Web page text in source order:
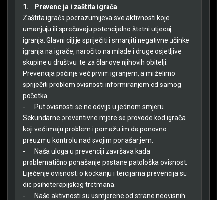
1.
Prevencija i zaštita igrača
Zaštita igrača podrazumijeva sve aktivnosti koje
umanjuju ili sprečavaju potencijalno štetni utjecaj
igranja. Glavni cilj je spriječiti i smanjiti negativne učinke
igranja na igrače, naročito na mlade i druge osjetljive
skupine u društvu, te za članove njihovih obitelji.
Prevencija počinje već prvim igranjem, a mi želimo
spriječiti problem ovisnosti informiranjem od samog
početka.
-
Put ovisnosti se ne odvija u jednom smjeru.
Sekundarne preventivne mjere se provode kod igrača
koji već imaju problem i pomažu im da ponovno
preuzmu kontrolu nad svojim ponašanjem.
-
Naša uloga u prevenciji završava kada
problematično ponašanje postane patološka ovisnost.
Liječenje ovisnosti o kockanju i tercijarna prevencija su
dio psihoterapijskog tretmana.
-
Naše aktivnosti su usmjerene od strane neovisnih